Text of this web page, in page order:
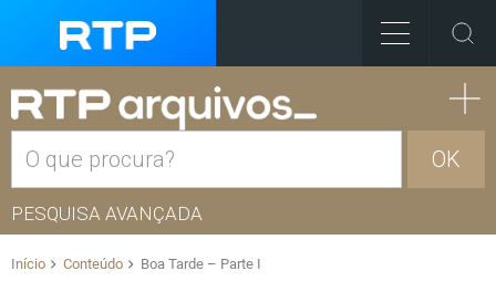
OK
PESQUISA AVANÇADA
Início Conteúdo Boa Tarde – Parte I